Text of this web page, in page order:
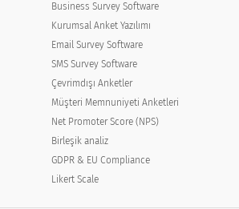
Business Survey Software
Kurumsal Anket Yazılımı
Email Survey Software
SMS Survey Software
Çevrimdışı Anketler
Müşteri Memnuniyeti Anketleri
Net Promoter Score (NPS)
Birleşik analiz
GDPR & EU Compliance
Likert Scale